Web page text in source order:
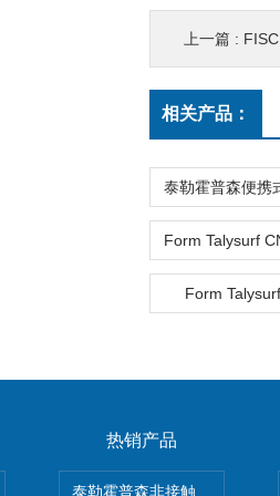
上一篇 :
相关产品：
Form
热销产品
泰勒霍普森非接触式轮廓仪